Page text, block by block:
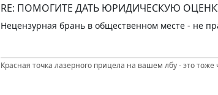
RE: ПОМОГИТЕ ДАТЬ ЮРИДИЧЕСКУЮ
Нецензурная брань в общественном месте - не
Красная точка лазерного прицела на вашем лбу - это тоже